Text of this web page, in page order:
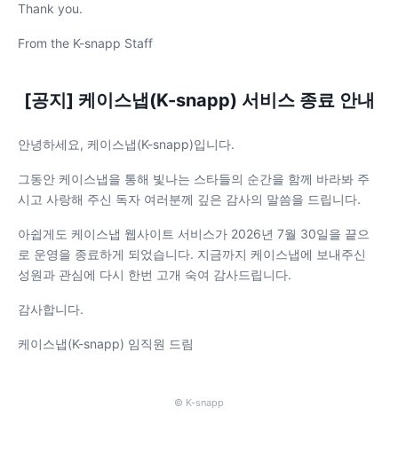
Thank you.
From the K-snapp Staff
[공지] 케이스냅(K-snapp) 서비스 종료 안내
안녕하세요, 케이스냅(K-snapp)입니다.
그동안 케이스냅을 통해 빛나는 스타들의 순간을 함께 바라봐 주
시고 사랑해 주신 독자 여러분께 깊은 감사의 말씀을 드립니다.
아쉽게도 케이스냅 웹사이트 서비스가 2026년 7월 30일을 끝으
로 운영을 종료하게 되었습니다. 지금까지 케이스냅에 보내주신
성원과 관심에 다시 한번 고개 숙여 감사드립니다.
감사합니다.
케이스냅(K-snapp) 임직원 드림
© K-snapp